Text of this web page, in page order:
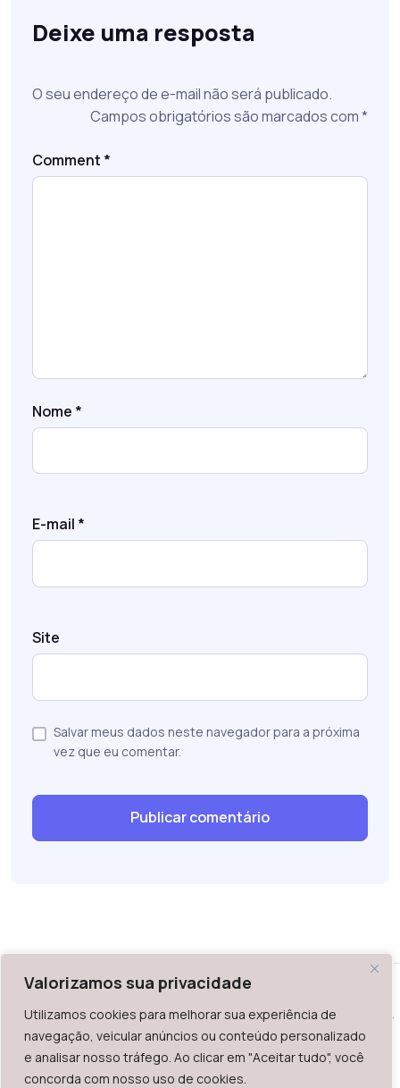
Valorizamos sua privacidade
Utilizamos cookies para melhorar sua experiência de
navegação, veicular anúncios ou conteúdo personalizado
e analisar nosso tráfego. Ao clicar em "Aceitar tudo", você
concorda com nosso uso de cookies.
Deixe uma resposta
O seu endereço de e-mail não será publicado.
Campos obrigatórios são marcados com*
Comment *
Nome *
E-mail *
Site
Salvar meus dados neste navegador para a próxima
vez que eu comentar.
WAZ - Av. do Contorno 2939, lojas 1 a 7, Belo Horizonte, MG -
Brasil. CEP: 30.110-013
Telefone: +55 (31) 2126-6666 | CNPJ: 06.036.939/0001-92